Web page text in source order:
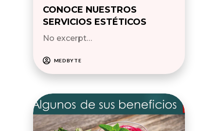
CONOCE NUESTROS
SERVICIOS ESTÉTICOS
No excerpt…
MEDBYTE